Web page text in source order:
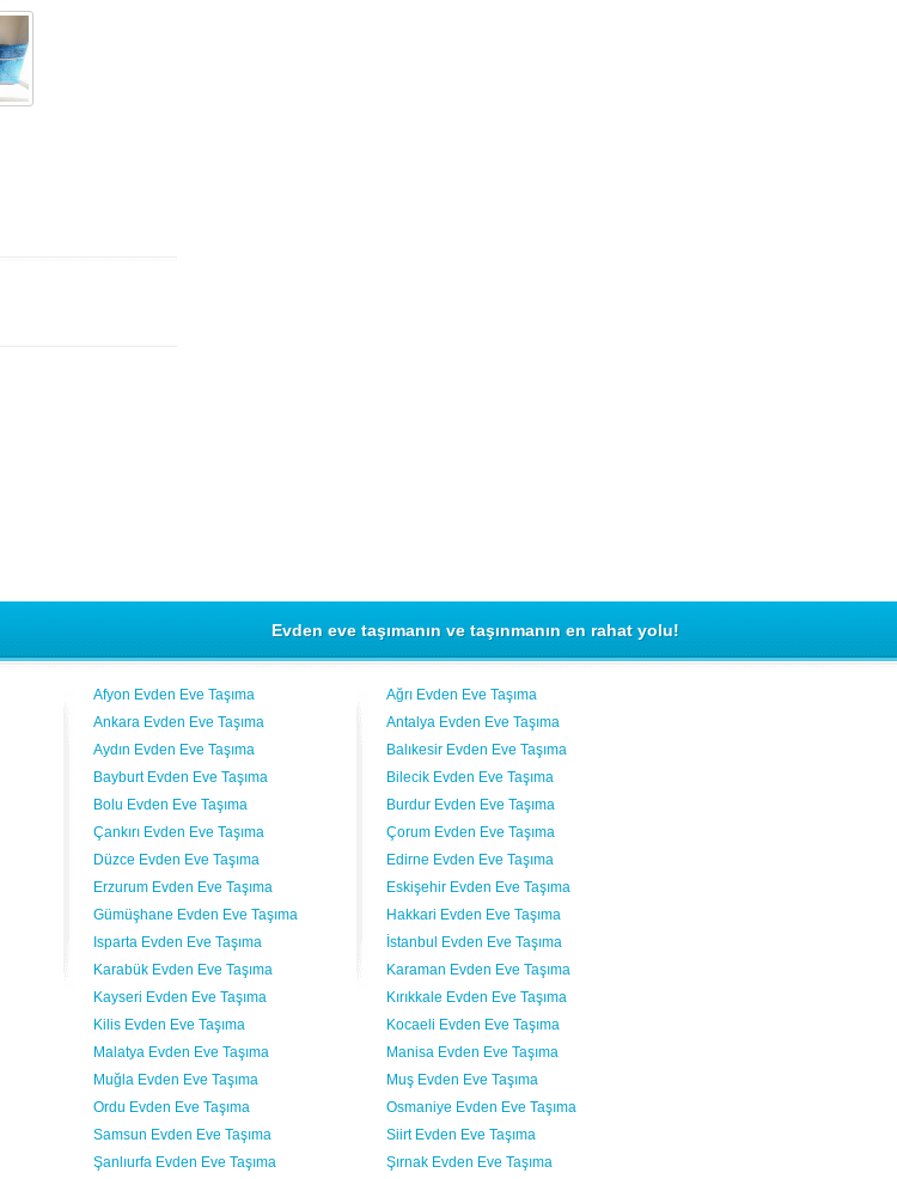
Evden eve taşımanın ve taşınmanın en rahat yolu!
Afyon Evden Eve Taşıma
Ağrı Evden Eve Taşıma
Ankara Evden Eve Taşıma
Antalya Evden Eve Taşıma
Aydın Evden Eve Taşıma
Balıkesir Evden Eve Taşıma
Bayburt Evden Eve Taşıma
Bilecik Evden Eve Taşıma
Bolu Evden Eve Taşıma
Burdur Evden Eve Taşıma
Çankırı Evden Eve Taşıma
Çorum Evden Eve Taşıma
Düzce Evden Eve Taşıma
Edirne Evden Eve Taşıma
Erzurum Evden Eve Taşıma
Eskişehir Evden Eve Taşıma
Gümüşhane Evden Eve Taşıma
Hakkari Evden Eve Taşıma
Isparta Evden Eve Taşıma
İstanbul Evden Eve Taşıma
Karabük Evden Eve Taşıma
Karaman Evden Eve Taşıma
Kayseri Evden Eve Taşıma
Kırıkkale Evden Eve Taşıma
Kilis Evden Eve Taşıma
Kocaeli Evden Eve Taşıma
Malatya Evden Eve Taşıma
Manisa Evden Eve Taşıma
Muğla Evden Eve Taşıma
Muş Evden Eve Taşıma
Ordu Evden Eve Taşıma
Osmaniye Evden Eve Taşıma
Samsun Evden Eve Taşıma
Siirt Evden Eve Taşıma
Şanlıurfa Evden Eve Taşıma Şırnak Evden Eve Taşıma